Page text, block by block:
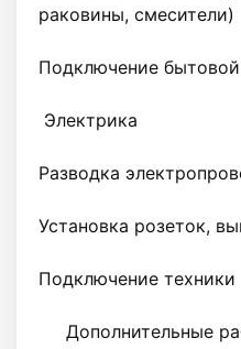
раковины, смесители)
Подключение
Разводка
Установка розеток,
Подключение техники